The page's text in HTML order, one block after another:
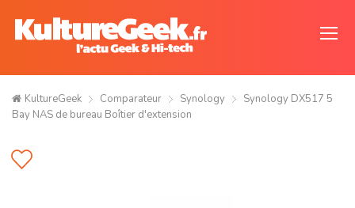
KultureGeek Comparateur Synology
Synology DX517 5
Bay NAS de bureau Boîtier d'extension